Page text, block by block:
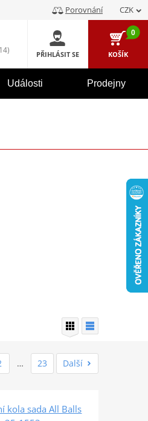
Porovnání CZK
PŘIHLÁSIT SE
0
KOŠÍK
Události Prodejny
… 23 Další
kola sada All Balls